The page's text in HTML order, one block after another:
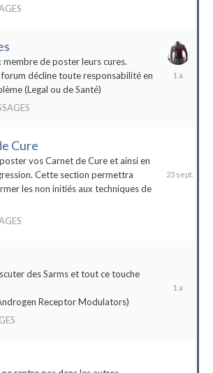
membre de poster leurs cures.
forum décline toute responsabilité en
(Legal ou de Santé)
28
Cure
vos Carnet de Cure et ainsi en
Cette section permettra
les non initiés aux techniques de
2023
des Sarms et tout ce touche
Receptor Modulators)
2022